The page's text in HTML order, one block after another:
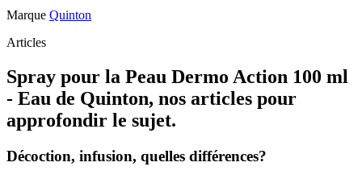
Marque Quinton
Articles
Spray pour la Peau Dermo Action 100 ml
- Eau de Quinton, nos articles pour
approfondir le sujet.
Décoction, infusion, quelles différences?